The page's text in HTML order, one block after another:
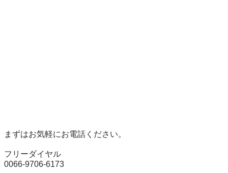
まずはお気軽にお電話ください。
フリーダイヤル
0066-9706-6173